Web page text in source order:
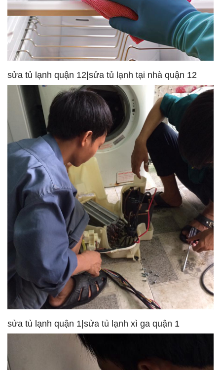
sửa tủ lạnh quận 12|sửa tủ lạnh tại nhà quận 12
sửa tủ lạnh quận 1|sửa tủ lạnh xì ga quận 1